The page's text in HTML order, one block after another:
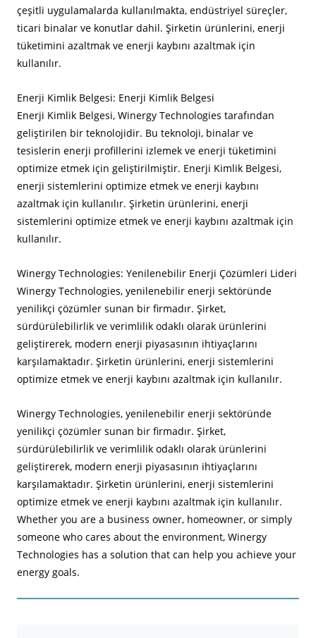
çeşitli uygulamalarda kullanılmakta, endüstriyel süreçler,
ticari binalar ve konutlar dahil. Şirketin ürünlerini, enerji
tüketimini azaltmak ve enerji kaybını azaltmak için
kullanılır.
Enerji Kimlik Belgesi: Enerji Kimlik Belgesi
Enerji Kimlik Belgesi, Winergy Technologies tarafından
geliştirilen bir teknolojidir. Bu teknoloji, binalar ve
tesislerin enerji profillerini izlemek ve enerji tüketimini
optimize etmek için geliştirilmiştir. Enerji Kimlik Belgesi,
enerji sistemlerini optimize etmek ve enerji kaybını
azaltmak için kullanılır. Şirketin ürünlerini, enerji
sistemlerini optimize etmek ve enerji kaybını azaltmak için
kullanılır.
Winergy Technologies: Yenilenebilir Enerji Çözümleri Lideri
Winergy Technologies, yenilenebilir enerji sektöründe
yenilikçi çözümler sunan bir firmadır. Şirket,
sürdürülebilirlik ve verimlilik odaklı olarak ürünlerini
geliştirerek, modern enerji piyasasının ihtiyaçlarını
karşılamaktadır. Şirketin ürünlerini, enerji sistemlerini
optimize etmek ve enerji kaybını azaltmak için kullanılır.
Winergy Technologies, yenilenebilir enerji sektöründe
yenilikçi çözümler sunan bir firmadır. Şirket,
sürdürülebilirlik ve verimlilik odaklı olarak ürünlerini
geliştirerek, modern enerji piyasasının ihtiyaçlarını
karşılamaktadır. Şirketin ürünlerini, enerji sistemlerini
optimize etmek ve enerji kaybını azaltmak için kullanılır.
Whether you are a business owner, homeowner, or simply
someone who cares about the environment, Winergy
Technologies has a solution that can help you achieve your
energy goals.